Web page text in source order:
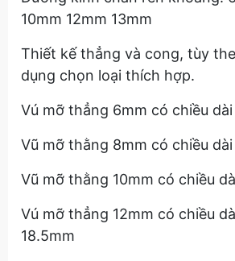
10mm 12mm 13mm
Thiết kế thẳng và cong, tùy
dụng chọn loại thích hợp.
Vú mỡ thẳng 6mm có chiều
Vũ mỡ thằng 8mm có chiều
Vũ mỡ thằng 10mm có chiều
Vú mỡ thẳng 12mm có chiều
18.5mm